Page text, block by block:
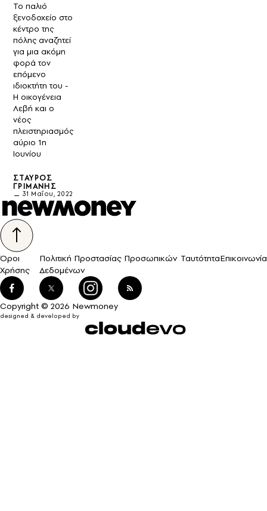
Το παλιό
ξενοδοχείο στο
κέντρο της
πόλης αναζητεί
για μια ακόμη
φορά τον
επόμενο
ιδιοκτήτη του -
Η οικογένεια
Λεβή και ο
νέος
πλειστηριασμός
αύριο 1η
Ιουνίου
ΣΤΑΎΡΟΣ
ΓΡΙΜΆΝΗΣ
31 Μαΐου, 2022
Όροι
Χρήσης
Πολιτική Προστασίας Προσωπικών
Δεδομένων
ΤαυτότηταΕπικοινωνία
Copyright © 2026 Newmoney
designed & developed by